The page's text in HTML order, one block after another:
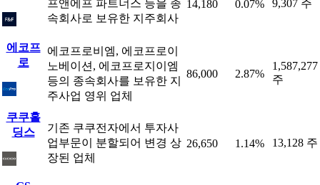
프앤에프 파트너스 등을 종
속회사로 보유한 지주회사
14,180 0.07% 9,307 주
에코프
로
에코프로비엠, 에코프로이
노베이션, 에코프로지이엠
등의 종속회사를 보유한 지
주사업 영위 업체
86,000 2.87%
1,587,277
주
쿠쿠홀
딩스
기존 쿠쿠전자에서 투자사
업부문이 분할되어 변경 상
장된 업체
26,650 1.14% 13,128 주